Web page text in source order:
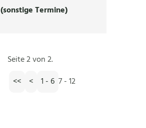
(sonstige Termine)
Seite 2 von 2.
<<
< 1 - 6 7 - 12